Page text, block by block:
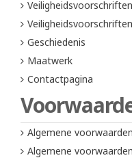
Geschiedenis
Maatwerk
Contactpagina
Algemene
Algemene